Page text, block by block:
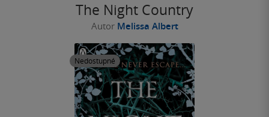
The Night Country
Autor Melissa Albert
Nedostupné